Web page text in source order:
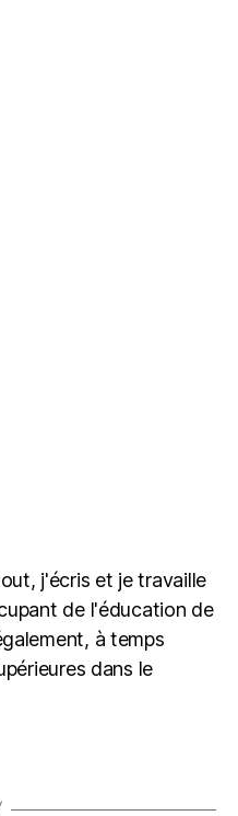
j'écris et je travaille
de l'éducation de
à temps
dans le